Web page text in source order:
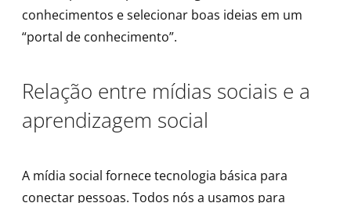
conhecimentos e selecionar boas ideias em um
“portal de conhecimento”.
Relação entre mídias sociais e a
aprendizagem social
A mídia social fornece tecnologia básica para
conectar pessoas. Todos nós a usamos para